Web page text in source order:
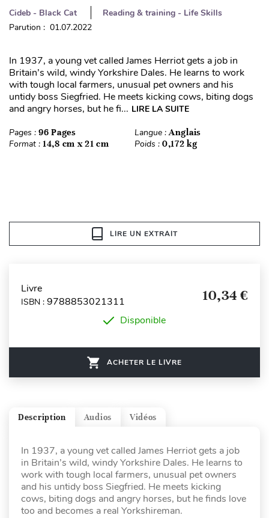
Cideb - Black Cat
Reading & training - Life Skills
Parution : 01.07.2022
In 1937, a young vet called James Herriot gets a job in
Britain’s wild, windy Yorkshire Dales. He learns to work
with tough local farmers, unusual pet owners and his
untidy boss Siegfried. He meets kicking cows, biting dogs
and angry horses, but he fi... LIRE LA SUITE
Pages : 96 Pages Langue :Anglais
Format : 14,8 cm x 21 cm Poids : 0,172 kg
LIRE UN EXTRAIT
Livre
ISBN : 9788853021311 10,34 €
Disponible
ACHETER LE LIVRE
Vidéos
Audios
Description
In 1937, a young vet called James Herriot gets a job
in Britain’s wild, windy Yorkshire Dales. He learns to
work with tough local farmers, unusual pet owners
and his untidy boss Siegfried. He meets kicking
cows, biting dogs and angry horses, but he finds love
too and becomes a real Yorkshireman.